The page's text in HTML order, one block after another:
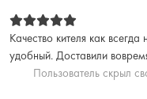
Качество кителя как
удобный. Доставили
Пользователь скрыл